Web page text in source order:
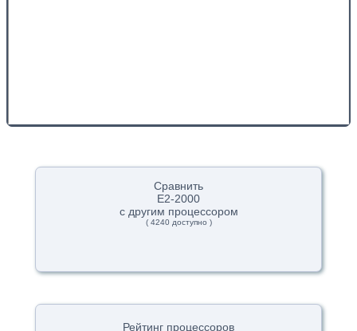
Сравнить
E2-2000
с другим процессором
( 4240 доступно )
Рейтинг процессоров